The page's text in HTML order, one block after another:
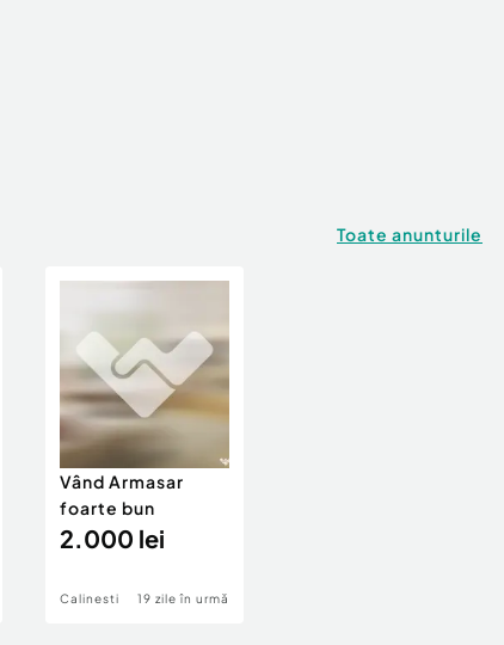
Toate anunturile
Vând Armasar
foarte bun
2.000 lei
Calinesti 19 zile în urmă